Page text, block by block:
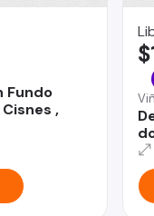
Fundo
,